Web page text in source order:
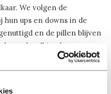
We volgen de
hun ups en downs in de
en de pillen blijven
het echte Ibiza-leven weer.
Buuren krijg je meteen